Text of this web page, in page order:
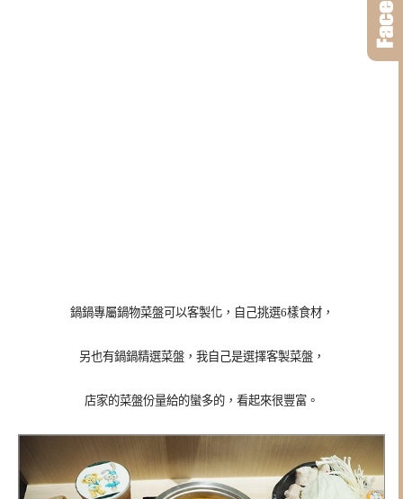
鍋鍋專屬鍋物菜盤可以客製化，自己挑選6樣食材，
另也有鍋鍋精選菜盤，我自己是選擇客製菜盤，
店家的菜盤份量給的蠻多的，看起來很豐富。